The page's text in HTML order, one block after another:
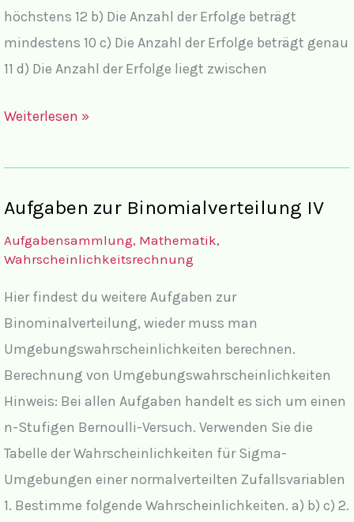
höchstens 12 b) Die Anzahl der Erfolge beträgt
mindestens 10 c) Die Anzahl der Erfolge beträgt genau
11 d) Die Anzahl der Erfolge liegt zwischen
Lösungen
Binomialverteilung
Weiterlesen »
Aufgaben zur Binomialverteilung IV
Aufgabensammlung, Mathematik,
Wahrscheinlichkeitsrechnung
Hier findest du weitere Aufgaben zur
Binominalverteilung, wieder muss man
Umgebungswahrscheinlichkeiten berechnen.
Berechnung von Umgebungswahrscheinlichkeiten
Hinweis: Bei allen Aufgaben handelt es sich um einen
n-Stufigen Bernoulli-Versuch. Verwenden Sie die
Tabelle der Wahrscheinlichkeiten für Sigma-
Umgebungen einer normalverteilten Zufallsvariablen
1. Bestimme folgende Wahrscheinlichkeiten. a) b) c) 2.